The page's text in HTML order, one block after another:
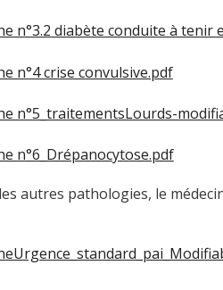
n°3.2 diabète conduite à tenir
n°4 crise convulsive.pdf
n°5_traitementsLourds-
n°6_Drépanocytose.pdf
pathologies, le médecin